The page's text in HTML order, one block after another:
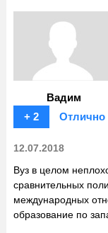
Вадим
+ 2
Отлично
12.07.2018
Вуз в целом
сравнительных
международных
образование по